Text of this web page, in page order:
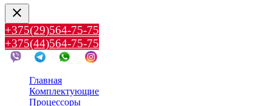
clear
+375(29)564-75-75
+375(44)564-75-75
Главная
Комплектующие
Процессоры